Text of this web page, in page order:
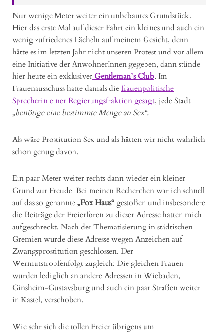
Nur wenige Meter weiter ein unbebautes Grundstück.
Hier das erste Mal auf dieser Fahrt ein kleines und auch ein
wenig zufriedenes Lächeln auf meinem Gesicht, denn
hätte es im letzten Jahr nicht unseren Protest und vor allem
eine Initiative der AnwohnerInnen gegeben, dann stünde
hier heute ein exklusiver Gentleman`s Club. Im
Frauenausschuss hatte damals diefrauenpolitische
Sprecherin einer Regierungsfraktion gesagt, jede Stadt
„benötige eine bestimmte Menge an Sex“.
Als wäre Prostitution Sex und als hätten wir nicht wahrlich
schon genug davon.
Ein paar Meter weiter rechts dann wieder ein kleiner
Grund zur Freude. Bei meinen Recherchen war ich schnell
auf das so genannte„Fox Haus“gestoßen und insbesondere
die Beiträge der Freierforen zu dieser Adresse hatten mich
aufgeschreckt. Nach der Thematisierung in städtischen
Gremien wurde diese Adresse wegen Anzeichen auf
Zwangsprostitution geschlossen. Der
Wermutstropfenfolgt zugleich: Die gleichen Frauen
wurden lediglich an andere Adressen in Wiebaden,
Ginsheim-Gustavsburg und auch ein paar Straßen weiter
in Kastel, verschoben.
Wie sehr sich die tollen Freier übrigens um